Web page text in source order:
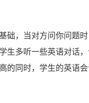
础，当对方问你问题
生多听一些英语对话
的同时，学生的英语